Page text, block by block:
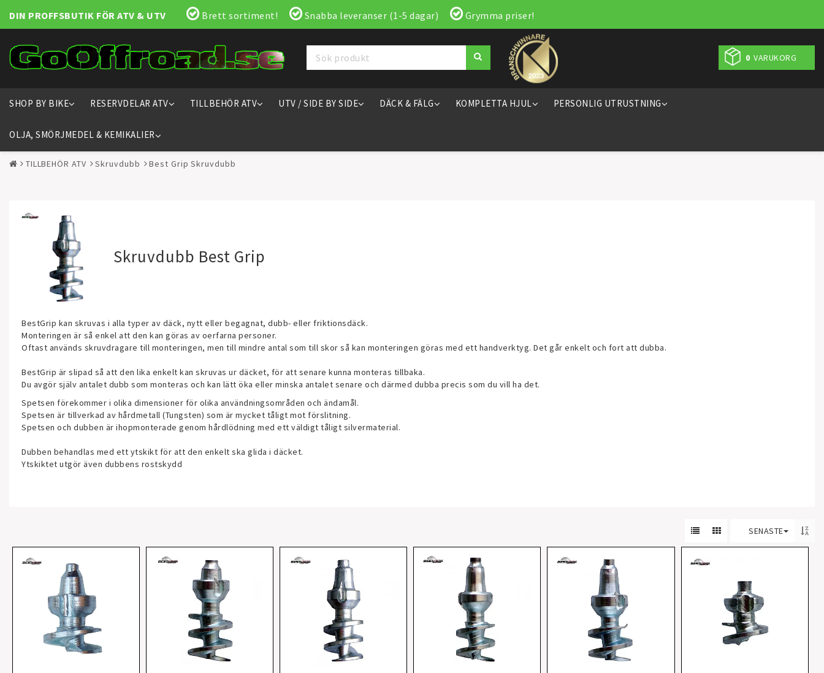
DIN PROFFSBUTIK FÖR ATV & UTV Brett sortiment! Snabba leveranser (1-5 dagar) Grymma priser!
0 VARUKORG
SHOP BY BIKE RESERVDELAR ATV TILLBEHÖR ATV UTV / SIDE BY SIDE DÄCK & FÄLG KOMPLETTA HJUL PERSONLIG UTRUSTNING
OLJA, SMÖRJMEDEL & KEMIKALIER
TILLBEHÖR ATV Skruvdubb Best Grip Skruvdubb
Skruvdubb Best Grip
BestGrip kan skruvas i alla typer av däck, nytt eller begagnat, dubb- eller friktionsdäck.
Monteringen är så enkel att den kan göras av oerfarna personer.
Oftast används skruvdragare till monteringen, men till mindre antal som till skor så kan monteringen göras med ett handverktyg. Det går enkelt och fort att dubba.
BestGrip är slipad så att den lika enkelt kan skruvas ur däcket, för att senare kunna monteras tillbaka.
Du avgör själv antalet dubb som monteras och kan lätt öka eller minska antalet senare och därmed dubba precis som du vill ha det.
Spetsen förekommer i olika dimensioner för olika användningsområden och ändamål.
Spetsen är tillverkad av hårdmetall (Tungsten) som är mycket tåligt mot förslitning.
Spetsen och dubben är ihopmonterade genom hårdlödning med ett väldigt tåligt silvermaterial.
Dubben behandlas med ett ytskikt för att den enkelt ska glida i däcket.
Ytskiktet utgör även dubbens rostskydd
SENASTE